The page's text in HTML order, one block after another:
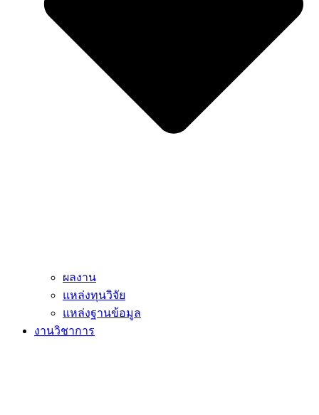
ผลงาน
แหล่งทุนวิจัย
แหล่งฐานข้อมูล
งานวิชาการ